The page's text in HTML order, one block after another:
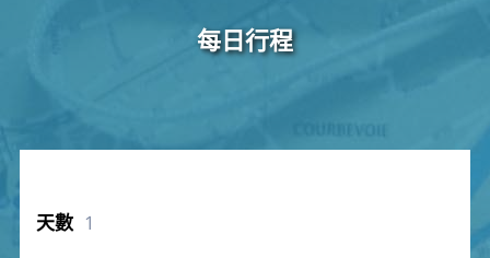
每日行程
1